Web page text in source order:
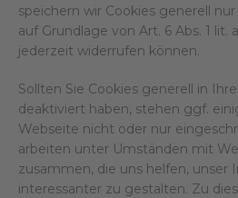
speichern wir Cookies generell
auf Grundlage von Art. 6 Abs. 1 lit.
jederzeit widerrufen können.
Sollten Sie Cookies generell in
deaktiviert haben, stehen ggf.
Webseite nicht oder nur
arbeiten unter Umständen mit
zusammen, die uns helfen, unser
interessanter zu gestalten. Zu